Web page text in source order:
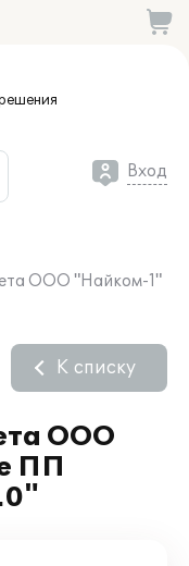
Вход
ООО "Найком-1"
ООО
ПП
К списку